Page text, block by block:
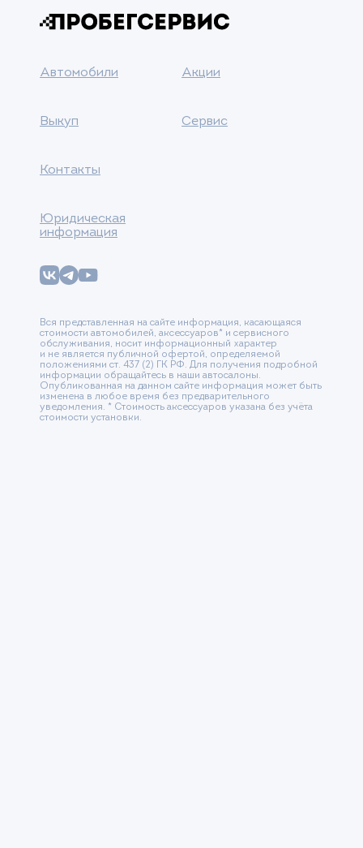
Автомобили
Выкуп
Акции
Сервис
Контакты
Юридическая
информация
Вся представленная на сайте информация, касающаяся
стоимости автомобилей, аксессуаров* и сервисного
обслуживания, носит информационный характер
и не является публичной офертой, определяемой
положениями ст. 437 (2) ГК РФ. Для получения подробной
информации обращайтесь в наши автосалоны.
Опубликованная на данном сайте информация может быть
изменена в любое время без предварительного
уведомления. * Стоимость аксессуаров указана без учёта
стоимости установки.